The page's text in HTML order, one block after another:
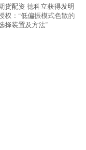
货配资 德科立获得发明
权：“低偏振模式色散的
择装置及方法”